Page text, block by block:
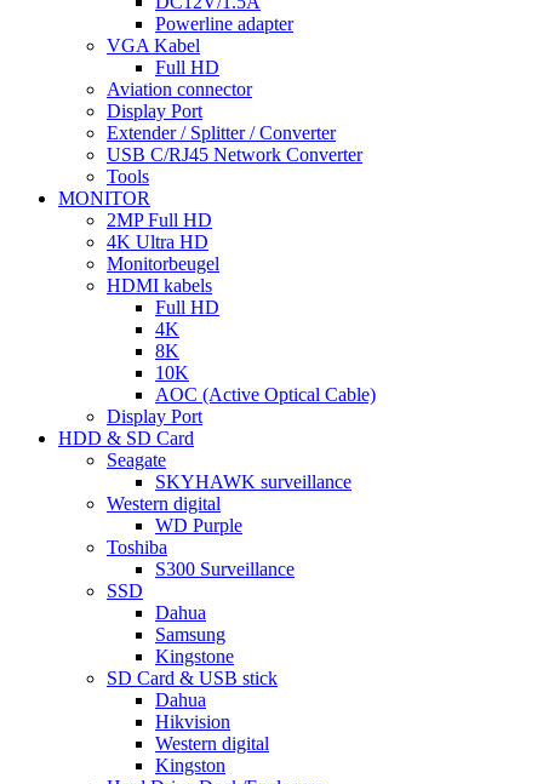
Powerline adapter
VGA Kabel
Full HD
Aviation connector
Display Port
Extender / Splitter / Converter
USB C/RJ45 Network Converter
Tools
MONITOR
2MP Full HD
4K Ultra HD
Monitorbeugel
HDMI kabels
Full HD
4K
8K
10K
AOC (Active Optical Cable)
Display Port
HDD & SD Card
Seagate
SKYHAWK surveillance
Western digital
WD Purple
Toshiba
S300 Surveillance
SSD
Dahua
Samsung
Kingstone
SD Card & USB stick
Dahua
Hikvision
Western digital
Kingston